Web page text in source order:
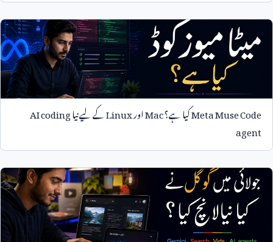
Meta Muse Codeکیا ہے؟MacاورLinuxکے لیے نیاAI coding
agent